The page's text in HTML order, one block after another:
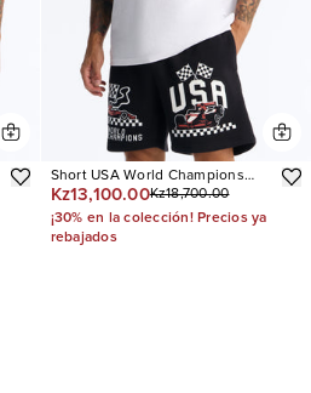
Short USA World Champions
Relaxed Sweat
Kz13,100.00Kz18,700.00
¡30% en la colección! Precios ya
rebajados